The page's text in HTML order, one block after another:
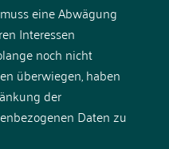
eine Abwägung
Interessen
noch nicht
überwiegen, haben
der
Daten zu